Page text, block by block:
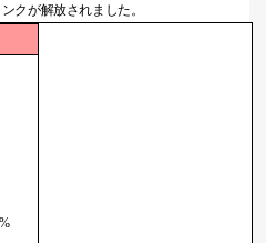
クが解放されました。